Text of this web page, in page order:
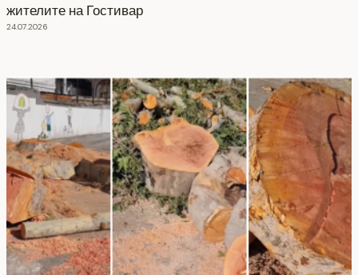
жителите на Гостивар
24.07.2026